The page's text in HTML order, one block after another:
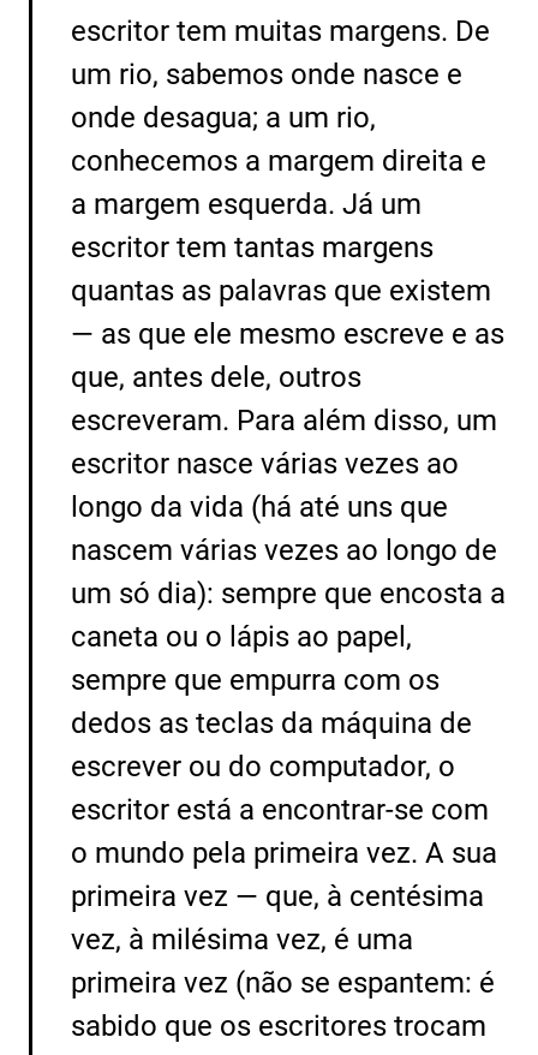
escritor tem muitas margens. De
um rio, sabemos onde nasce e
onde desagua; a um rio,
conhecemos a margem direita e
a margem esquerda. Já um
escritor tem tantas margens
quantas as palavras que existem
— as que ele mesmo escreve e as
que, antes dele, outros
escreveram. Para além disso, um
escritor nasce várias vezes ao
longo da vida (há até uns que
nascem várias vezes ao longo de
um só dia): sempre que encosta a
caneta ou o lápis ao papel,
sempre que empurra com os
dedos as teclas da máquina de
escrever ou do computador, o
escritor está a encontrar-se com
o mundo pela primeira vez. A sua
primeira vez — que, à centésima
vez, à milésima vez, é uma
primeira vez (não se espantem: é
sabido que os escritores trocam